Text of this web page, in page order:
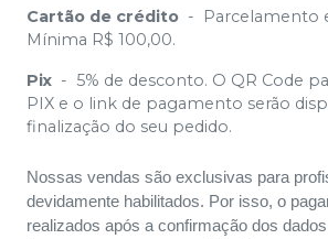
Cartão de crédito -
Parcelamento
Mínima R$ 100,00.
Pix - 5% de desconto. O QR Code
PIX e o link de pagamento serão
finalização do seu pedido.
Nossas vendas são exclusivas para
devidamente habilitados. Por isso, o
realizados após a confirmação dos